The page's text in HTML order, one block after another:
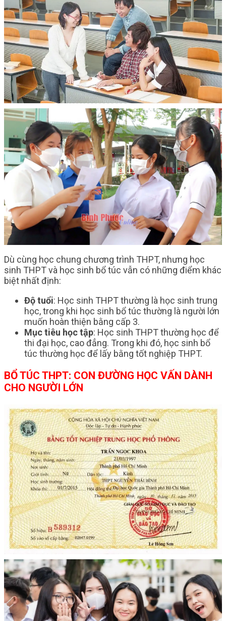
Dù cùng học chung chương trình THPT, nhưng học
sinh THPT và học sinh bổ túc vẫn có những điểm khác
biệt nhất định:
Độ tuổi: Học sinh THPT thường là học sinh trung
học, trong khi học sinh bổ túc thường là người lớn
muốn hoàn thiện bằng cấp 3.
Mục tiêu học tập: Học sinh THPT thường học để
thi đại học, cao đẳng. Trong khi đó, học sinh bổ
túc thường học để lấy bằng tốt nghiệp THPT.
BỔ TÚC THPT: CON ĐƯỜNG HỌC VẤN DÀNH
CHO NGƯỜI LỚN